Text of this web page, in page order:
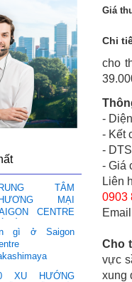
Giá
Chi
cho
-
- Kết
-
- Giá
Liên
0903
Cho
vực
xung
TÂM
MẠI
CENTRE
GÌ HOT ❤️
gì ở Saigon
XU HƯỚNG